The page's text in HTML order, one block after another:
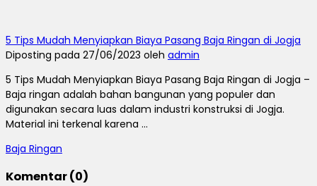
5 Tips Mudah Menyiapkan Biaya Pasang Baja Ringan di Jogja
Diposting pada 27/06/2023 oleh admin
5 Tips Mudah Menyiapkan Biaya Pasang Baja Ringan di Jogja –
Baja ringan adalah bahan bangunan yang populer dan
digunakan secara luas dalam industri konstruksi di Jogja.
Material ini terkenal karena ...
Baja Ringan
Komentar (0)